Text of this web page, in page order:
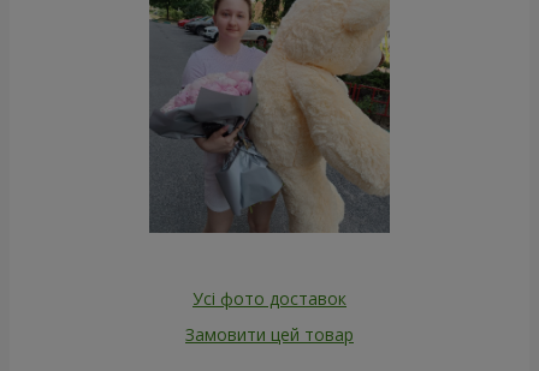
Усі фото доставок
Замовити цей товар